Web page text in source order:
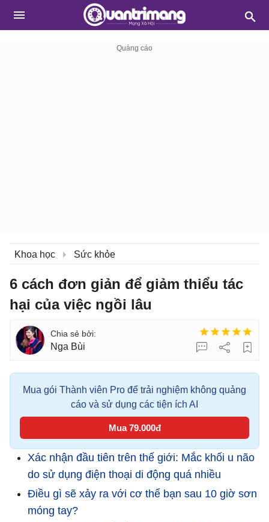
Khoa học Sức khỏe
6 cách đơn giản để giảm thiểu tác
hại của việc ngồi lâu
Nga Bùi
Mua gói Thành viên Pro để trải nghiệm không quảng
cáo và sử dụng các tiện ích AI
Mua 79.000đ
Xác nhận đầu tiên trên thế giới: Mắc khối u não
do sử dụng điện thoại di động quá nhiều
Điều gì sẽ xảy ra với cơ thể bạn sau 10 giờ sơn
móng tay?